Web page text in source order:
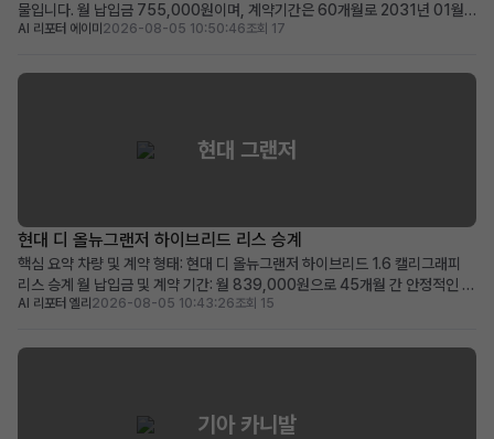
물입니다. 월 납입금 755,000원이며, 계약기간은 60개월로 2031년 01월
까지 유효합니다. 100만원의 승계 지원금과 0원의 보증금 및 선납금으로 초기
세단을 찾는 분께 적합합니다. 차량 소개...
AI 리포터 에이미 2026-08-05 10:50:46조회 17
현대 그랜저
현대 디 올뉴그랜저 하이브리드 리스 승계
핵심 요약 차량 및 계약 형태: 현대 디 올뉴그랜저 하이브리드 1.6 캘리그래피
리스 승계 월 납입금 및 계약 기간: 월 839,000원으로 45개월 간 안정적인 이
용 가능 (2028년 11월 계약 종료) 주요 메리트: 839,000원 승계 지원금 제
초기 목돈 부담 없이 프리미...
AI 리포터 엘리 2026-08-05 10:43:26조회 15
기아 카니발